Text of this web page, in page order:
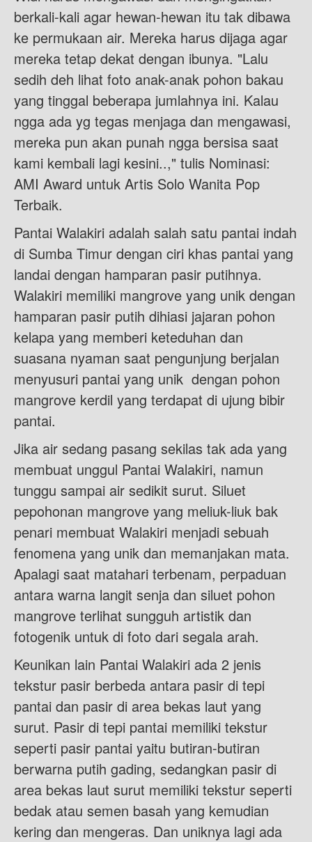
berkali-kali agar hewan-hewan itu tak dibawa
ke permukaan air. Mereka harus dijaga agar
mereka tetap dekat dengan ibunya. "Lalu
sedih deh lihat foto anak-anak pohon bakau
yang tinggal beberapa jumlahnya ini. Kalau
ngga ada yg tegas menjaga dan mengawasi,
mereka pun akan punah ngga bersisa saat
kami kembali lagi kesini..," tulis Nominasi:
AMI Award untuk Artis Solo Wanita Pop
Terbaik.
Pantai Walakiri adalah salah satu pantai indah
di Sumba Timur dengan ciri khas pantai yang
landai dengan hamparan pasir putihnya.
Walakiri memiliki mangrove yang unik dengan
hamparan pasir putih dihiasi jajaran pohon
kelapa yang memberi keteduhan dan
suasana nyaman saat pengunjung berjalan
menyusuri pantai yang unik dengan pohon
mangrove kerdil yang terdapat di ujung bibir
pantai.
Jika air sedang pasang sekilas tak ada yang
membuat unggul Pantai Walakiri, namun
tunggu sampai air sedikit surut. Siluet
pepohonan mangrove yang meliuk-liuk bak
penari membuat Walakiri menjadi sebuah
fenomena yang unik dan memanjakan mata.
Apalagi saat matahari terbenam, perpaduan
antara warna langit senja dan siluet pohon
mangrove terlihat sungguh artistik dan
fotogenik untuk di foto dari segala arah.
Keunikan lain Pantai Walakiri ada 2 jenis
tekstur pasir berbeda antara pasir di tepi
pantai dan pasir di area bekas laut yang
surut. Pasir di tepi pantai memiliki tekstur
seperti pasir pantai yaitu butiran-butiran
berwarna putih gading, sedangkan pasir di
area bekas laut surut memiliki tekstur seperti
bedak atau semen basah yang kemudian
kering dan mengeras. Dan uniknya lagi ada